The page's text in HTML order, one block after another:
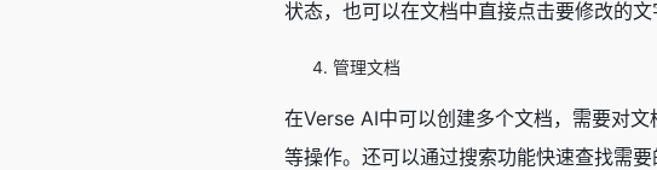
状态，也可以在文档中直接点击要修改的文
管理文档
在Verse AI中可以创建多个文档，需要对
等操作。还可以通过搜索功能快速查找需要